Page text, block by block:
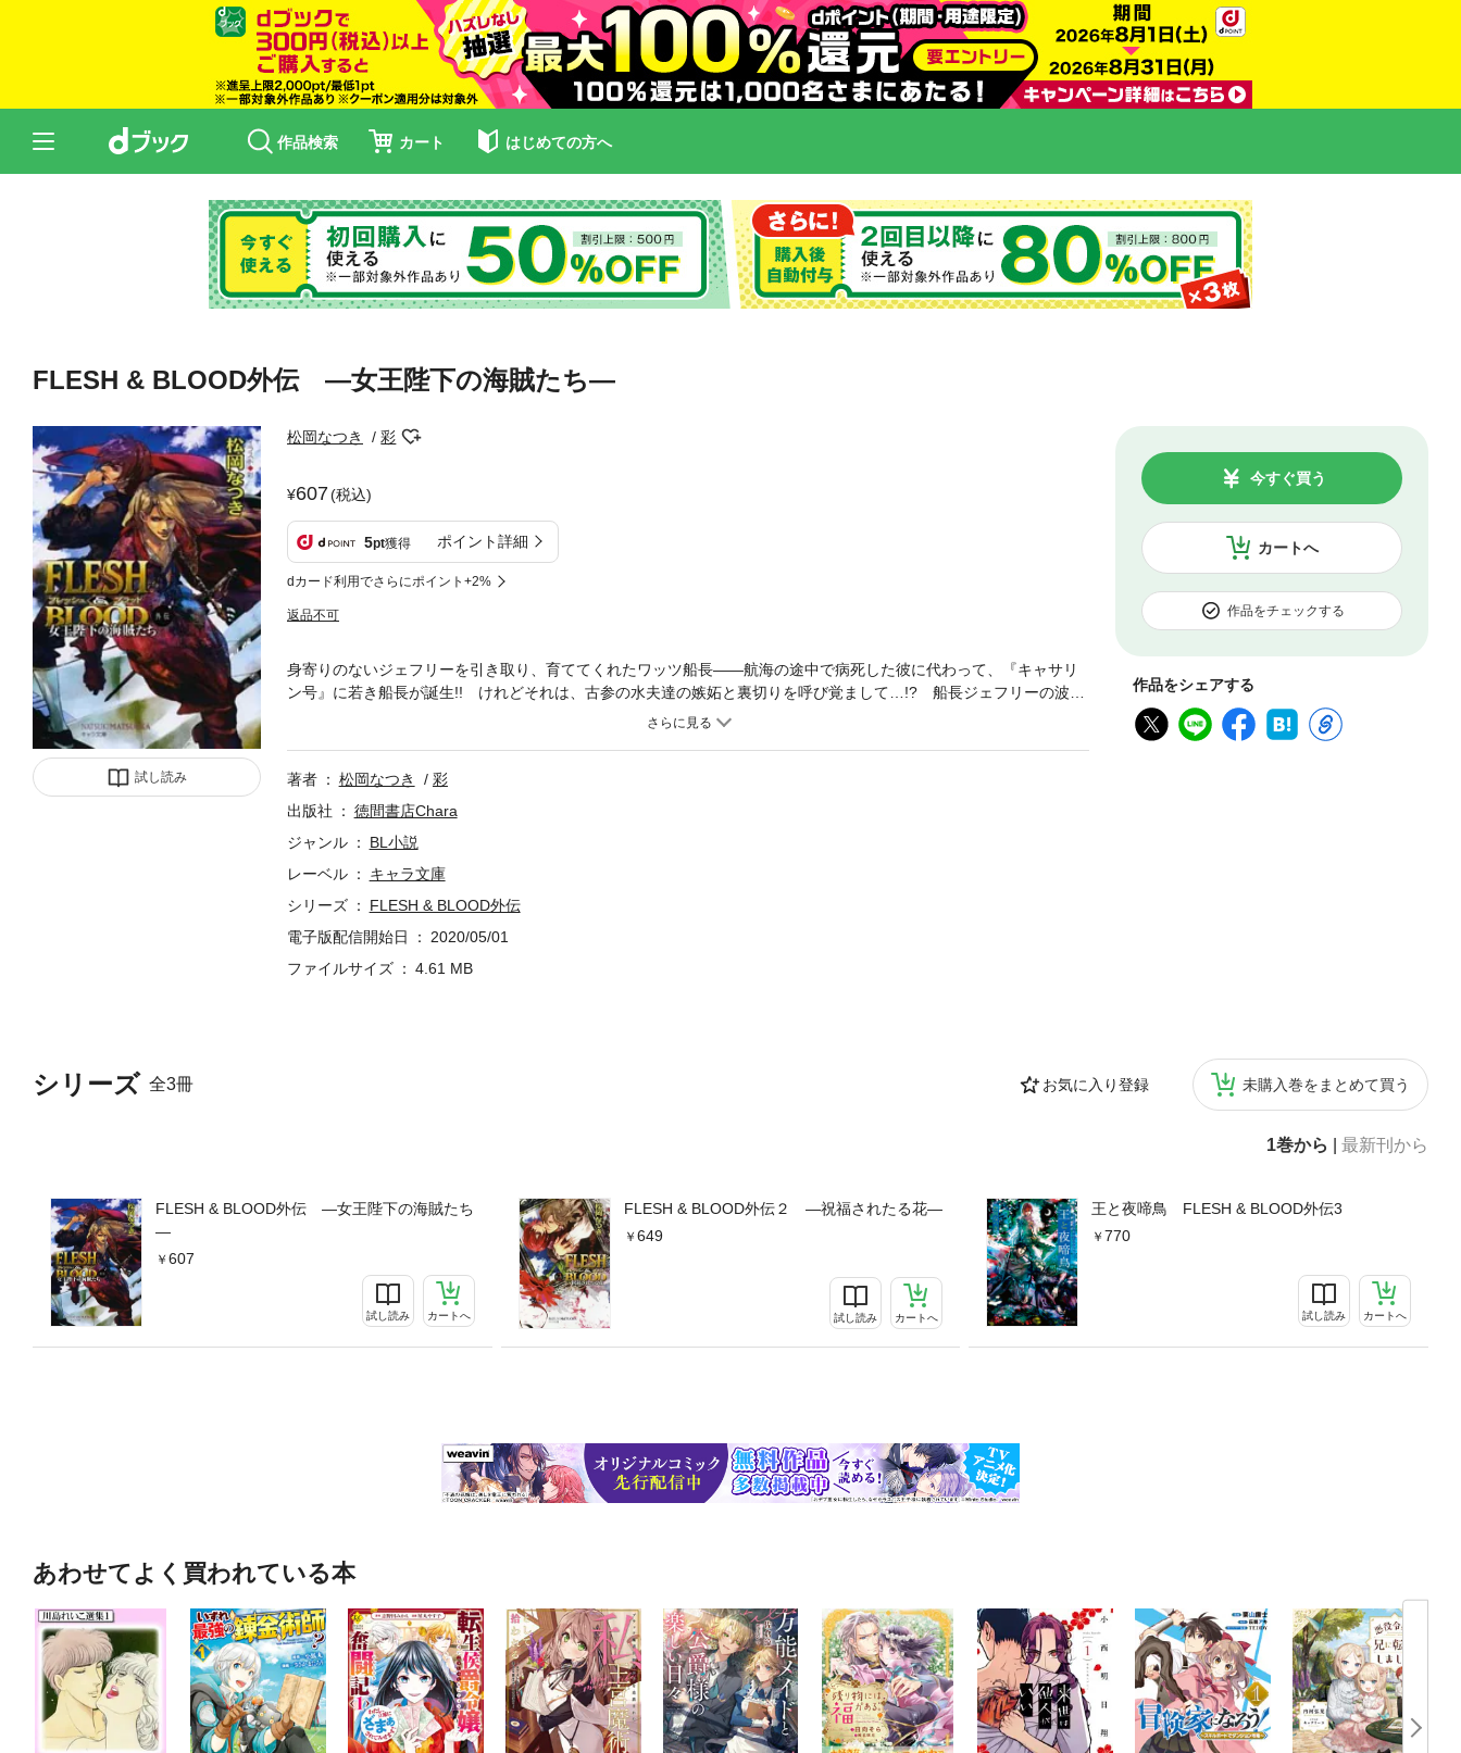
作品検索 カート はじめての方へ
FLESH & BLOOD外伝 ―女王陛下の海賊たち―
試し読み
松岡なつき 彩
607(税込)
5pt獲得 ポイント詳細
dカード利用でさらにポイント+2%
返品不可
カートへ
今すぐ買う
作品をチェックする
作品をシェアする
シリーズ 全3冊 お気に入り登録 未購入巻をまとめて買う
1巻から 最新刊から
FLESH & BLOOD外伝 ―女王陛下の海賊たち
―
607
試し読み カートへ
FLESH & BLOOD外伝２ ―祝福されたる花―
649
試し読み カートへ
王と夜啼鳥 FLESH & BLOOD外伝3
770
試し読み カートへ
身寄りのないジェフリーを引き取り、育ててくれたワッツ船長――航海の途中で病死した彼に代わって、『キャサリ
ン号』に若き船長が誕生!! けれどそれは、古参の水夫達の嫉妬と裏切りを呼び覚まして…!? 船長ジェフリーの波乱
に満ちた処女航海を描く「船出」、キットと若き日の海賊達との出会い、そして長い片恋の始まりの瞬間を鮮やかに
著者 松岡なつき
彩
出版社
徳間書店Chara
ジャンル
BL小説
レーベル
キャラ文庫
シリーズ
FLESH & BLOOD外伝
電子版配信開始日
2020/05/01
ファイルサイズ
4.61 MB
あわせてよく買われている本